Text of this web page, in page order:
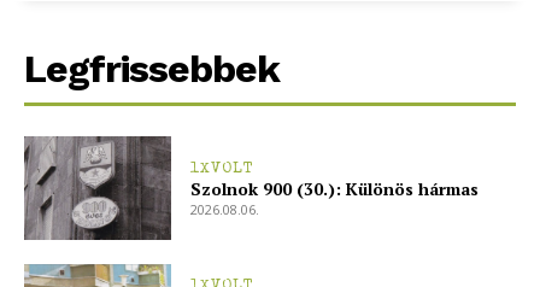
Legfrissebbek
1XVOLT
Szolnok 900 (30.): Különös hármas
2026.08.06.